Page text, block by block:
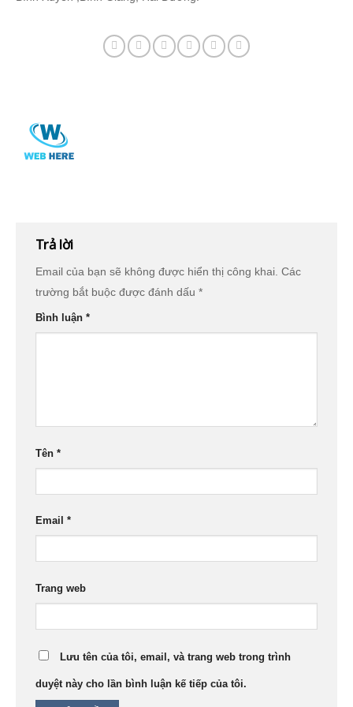
Trả lời
Email của bạn sẽ không được hiển thị công khai. Các
trường bắt buộc được đánh dấu *
Bình luận *
Tên *
Email *
Trang web
Lưu tên của tôi, email, và trang web trong trình
duyệt này cho lần bình luận kế tiếp của tôi.